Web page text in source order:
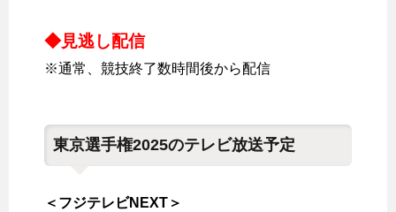
◆見逃し配信
※通常、競技終了数時間後から配信
東京選手権2025のテレビ放送予定
＜フジテレビNEXT＞